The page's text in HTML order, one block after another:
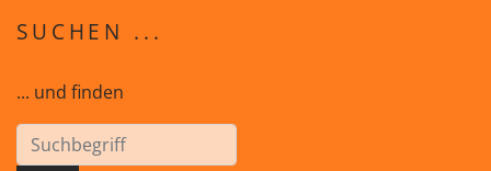
SUCHEN ...
... und finden